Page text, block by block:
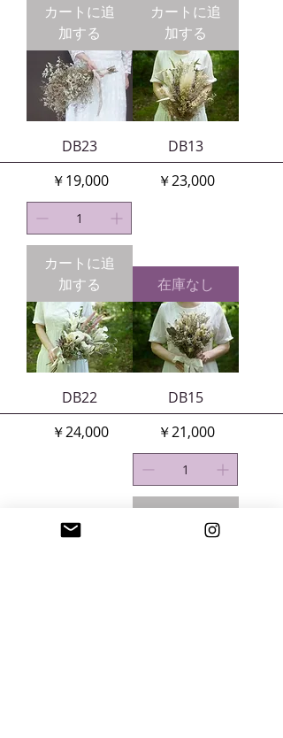
カートに追
加する
カートに追
加する
DB23
価格
￥19,000
カートに追
加する
DB13
価格
￥23,000
在庫なし
DB22
価格
￥24,000
在庫なし
DB15
価格
￥21,000
カートに追
加する